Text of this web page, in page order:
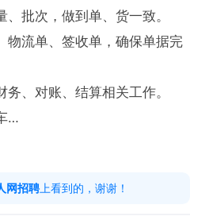
批次，做到单、货一致。
物流单、签收单，确保单据完
、对账、结算相关工作。
材、配件、辅材，分类码放，
、划伤、变形、氧化等不良
网招聘 上看到的，谢谢！